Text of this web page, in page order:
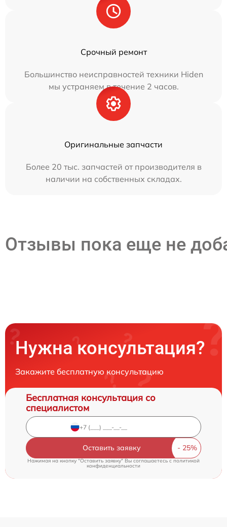
Срочный ремонт
Большинство неисправностей техники Hiden
мы устраняем в течение 2 часов.
Оригинальные запчасти
Более 20 тыс. запчастей от производителя в
наличии на собственных складах.
Отзывы пока еще не
Нужна консультация?
Закажите бесплатную консультацию
Бесплатная консультация со
специалистом
Оставить заявку
Нажимая на кнопку "Оставить заявку" Вы соглашаетесь c политикой
конфиденциальности